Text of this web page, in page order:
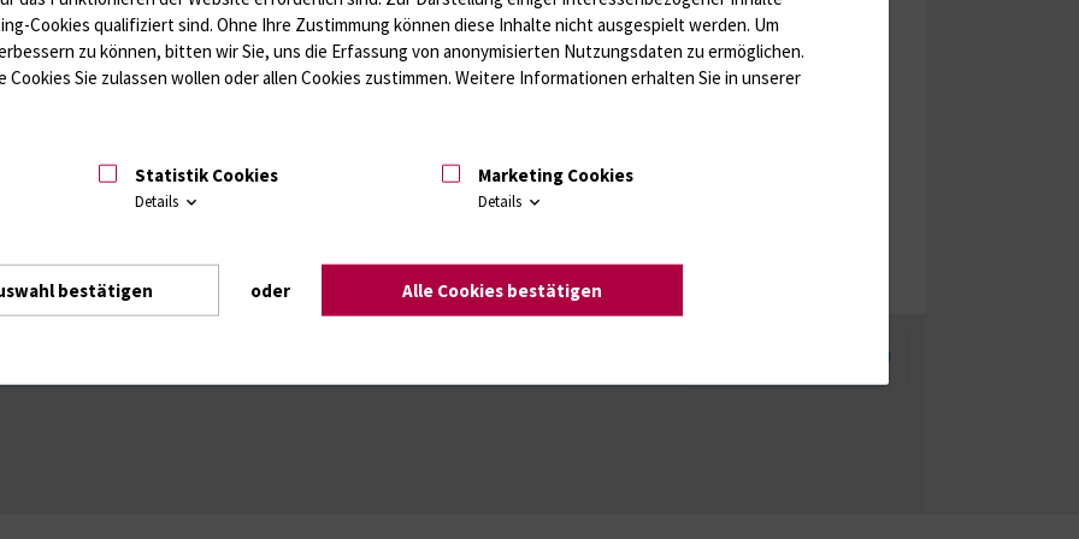
kleinen Nagetieren
Mäuse
Tierversuchsvorhaben (siehe Reiter “
an großen und kleinen Versuchstieren unter Narkose
Cookies qualifiziert sind. Ohne Ihre Zustimmung können diese Inhalte nicht ausgespielt werden. Um
zu können, bitten wir Sie, uns die Erfassung von anonymisierten Nutzungsdaten zu ermöglichen.
Cookies Sie zulassen wollen oder allen Cookies zustimmen. Weitere Informationen erhalten Sie in unserer
Statistik Cookies
Details
Marketing Cookies
Details
bestätigen oder Alle Cookies bestätigen